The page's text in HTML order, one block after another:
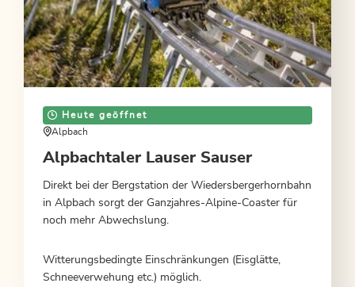
Heute geöffnet
Alpbach
Alpbachtaler Lauser Sauser
Direkt bei der Bergstation der Wiedersbergerhornbahn
in Alpbach sorgt der Ganzjahres-Alpine-Coaster für
noch mehr Abwechslung.
Witterungsbedingte Einschränkungen (Eisglätte,
Schneeverwehung etc.) möglich.